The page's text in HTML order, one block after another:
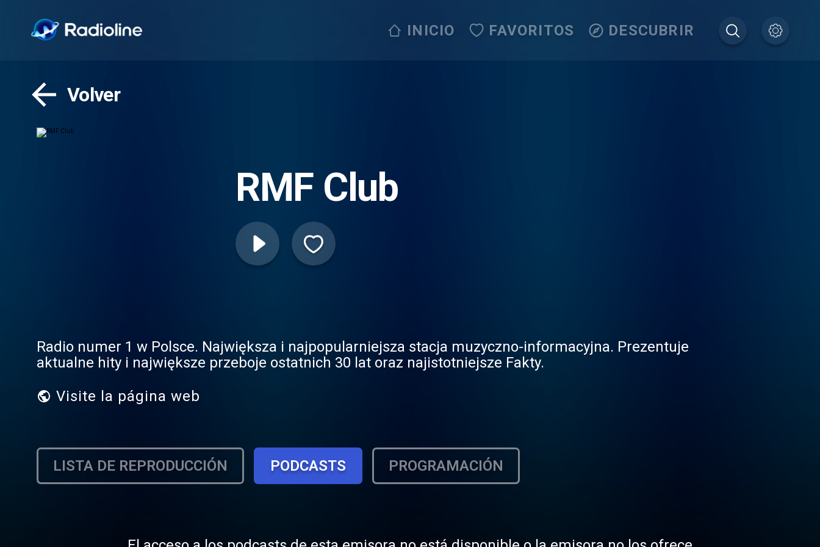
INICIO FAVORITOS DESCUBRIR
Volver
RMF Club
Radio numer 1 w Polsce. Największa i najpopularniejsza stacja muzyczno-informacyjna. Prezentuje
aktualne hity i największe przeboje ostatnich 30 lat oraz najistotniejsze Fakty.
Visite la página web
LISTA DE REPRODUCCIÓN PODCASTS PROGRAMACIÓN